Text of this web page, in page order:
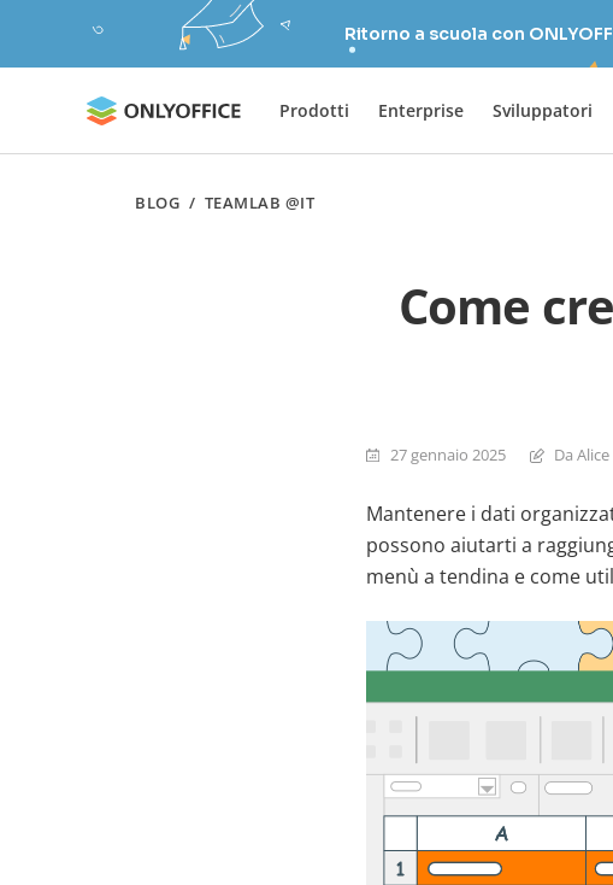
Ritorno a scuola con
Prodotti Enterprise Sviluppatori
BLOG / TEAMLAB @IT
Come
27 gennaio 2025 Da Alice
Mantenere i dati
possono aiutarti a
menù a tendina e come